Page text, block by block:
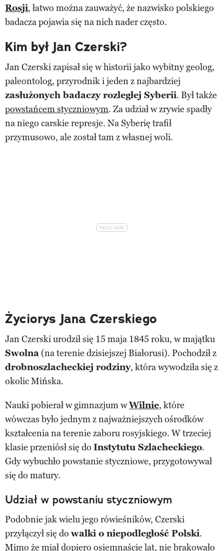
Rosji, łatwo można zauważyć, że nazwisko polskiego
badacza pojawia się na nich nader często.
Kim był Jan Czerski?
Jan Czerski zapisał się w historii jako wybitny geolog,
paleontolog, przyrodnik i jeden z najbardziej
zasłużonych badaczy rozległej Syberii. Był także
powstańcem styczniowym. Za udział w zrywie spadły
na niego carskie represje. Na Syberię trafił
przymusowo, ale został tam z własnej woli.
Życiorys Jana Czerskiego
Jan Czerski urodził się 15 maja 1845 roku, w majątku
Swolna (na terenie dzisiejszej Białorusi). Pochodził z
drobnoszlacheckiej rodziny, która wywodziła się z
okolic Mińska.
Nauki pobierał w gimnazjum wWilnie, które
wówczas było jednym z najważniejszych ośrodków
kształcenia na terenie zaboru rosyjskiego. W trzeciej
klasie przeniósł się do Instytutu Szlacheckiego.
Gdy wybuchło powstanie styczniowe, przygotowywał
się do matury.
Udział w powstaniu styczniowym
Podobnie jak wielu jego rówieśników, Czerski
przyłączył się do walki o niepodległość Polski.
Mimo że miał dopiero osiemnaście lat, nie brakowało